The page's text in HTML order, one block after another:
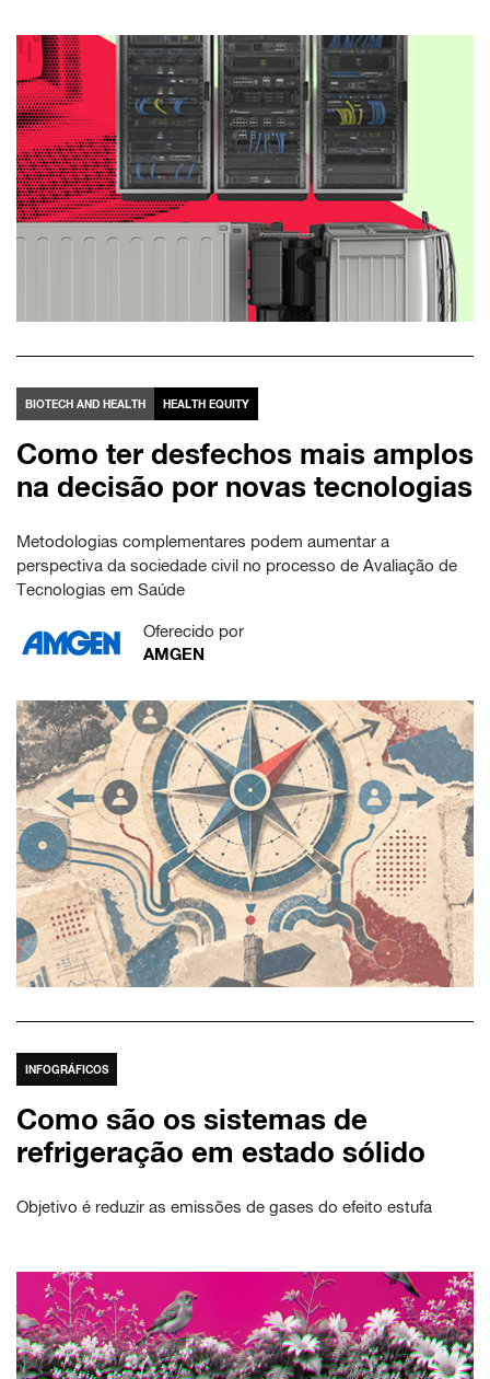
BIOTECH AND HEALTH HEALTH EQUITY
Como ter desfechos mais amplos
na decisão por novas tecnologias
Metodologias complementares podem aumentar a
perspectiva da sociedade civil no processo de Avaliação de
Tecnologias em Saúde
Oferecido por
AMGEN
INFOGRÁFICOS
Como são os sistemas de
refrigeração em estado sólido
Objetivo é reduzir as emissões de gases do efeito estufa